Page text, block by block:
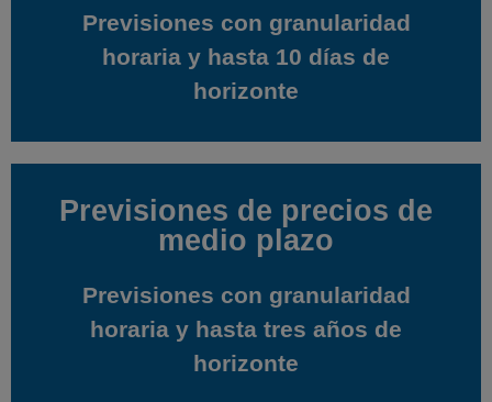
Previsiones con granularidad
horaria y hasta 10 días de
horizonte
Previsiones con granularidad
horaria y hasta 10 días de
horizonte
Previsiones de precios de
medio plazo
Previsiones con granularidad
horaria y hasta tres años de
horizonte
Previsiones de precios de
medio plazo
Previsiones con granularidad
horaria y hasta tres años de
horizonte